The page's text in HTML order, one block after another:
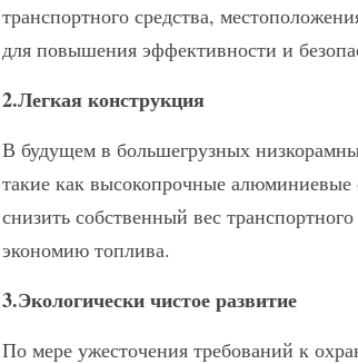
транспортного средства,
для повышения эффективности и
2.Легкая конструкция
В будущем в большегрузных
такие как высокопрочные
снизить собственный вес
экономию топлива.
3.Экологически чистое развитие
По мере ужесточения требований к